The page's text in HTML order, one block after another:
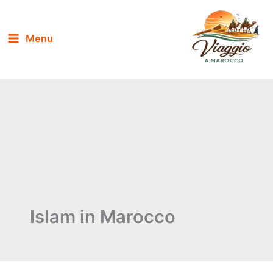
contenuto
Menu
Islam in Marocco